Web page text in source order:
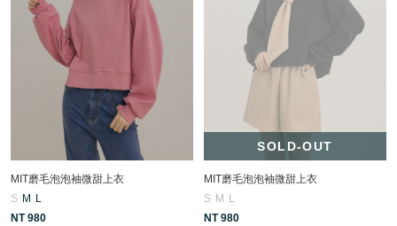
MIT磨毛泡泡袖微甜上衣
S M
L
NT 980
SOLD-OUT
MIT磨毛泡泡袖微甜上衣
S M
L
NT 980